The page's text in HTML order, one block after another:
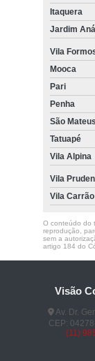
Itaquera
Jardim
Vila
Mooca
Pari
Penha
São Mateus
Tatuapé
Vila Alpina
Vila
Vila Carrão
O conteúdo do
reprodução,
sem a
artigo 184 do
Visão
Av. Dr.
CEP:
(11)